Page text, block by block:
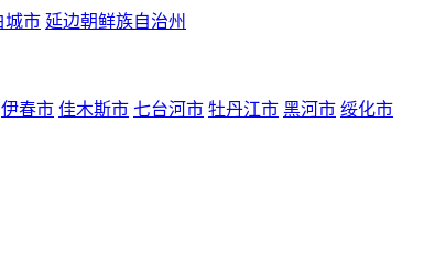
城市 延边朝鲜族自治州
伊春市 佳木斯市 七台河市 牡丹江市 黑河市 绥化市